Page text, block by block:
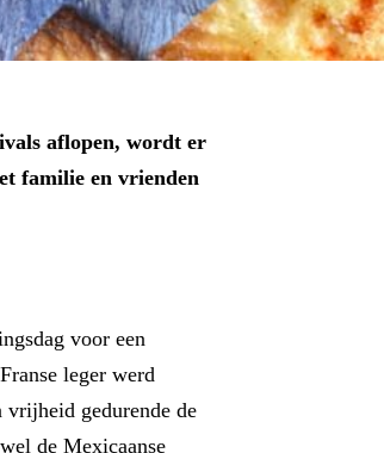
aflopen, wordt er
familie en vrienden
voor een
leger werd
gedurende de
de Mexicaanse